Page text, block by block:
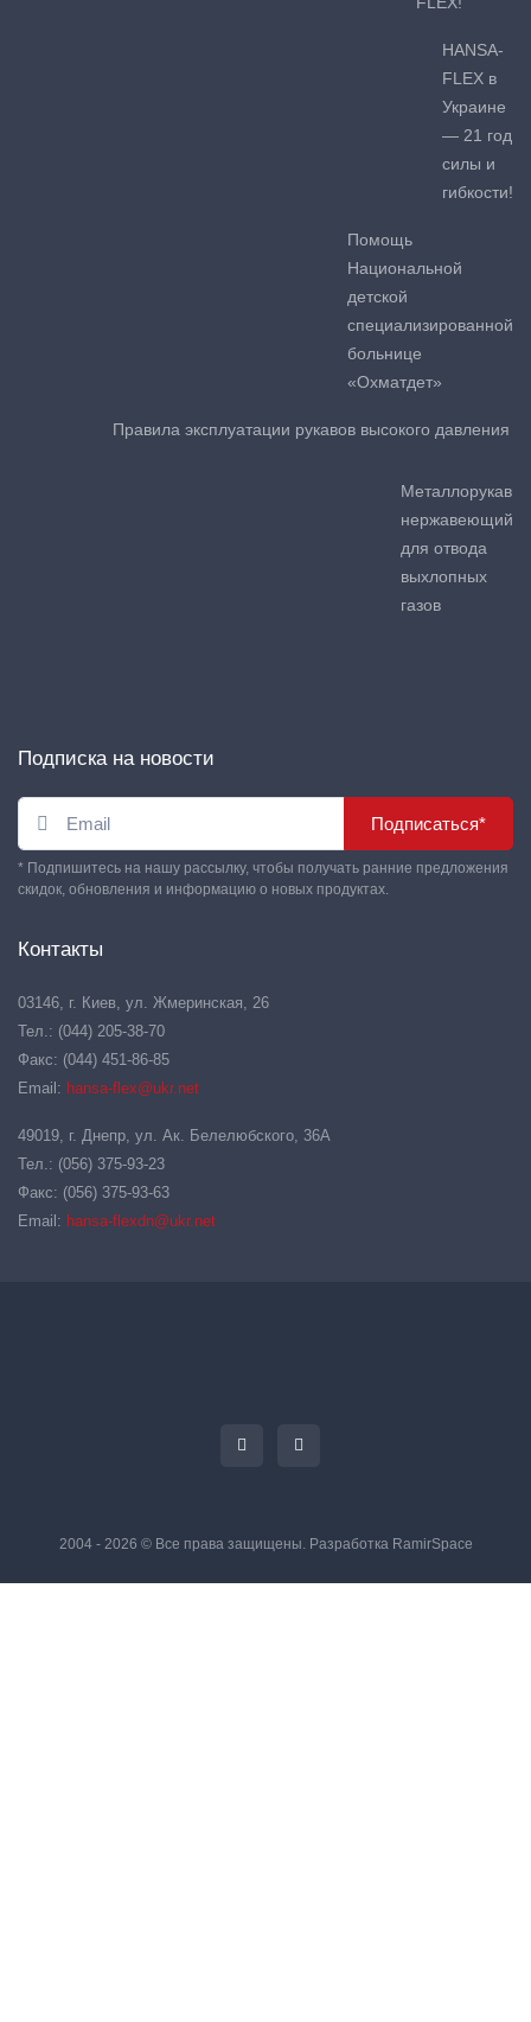
HANSA-
FLEX в
Украине
— 21 год
силы и
гибкости!
Помощь
Национальной
детской
специализированной
больнице
«Охматдет»
Правила эксплуатации рукавов высокого давления
Металлорукав
нержавеющий
для отвода
выхлопных
газов
Подписка на новости
Подписаться*
* Подпишитесь на нашу рассылку, чтобы получать ранние предложения
скидок, обновления и информацию о новых продуктах.
Контакты
03146, г. Киев, ул. Жмеринская, 26
Тел.: (044) 205-38-70
Факс: (044) 451-86-85
Email: hansa-flex@ukr.net
49019, г. Днепр, ул. Ак. Белелюбского, 36А
Тел.: (056) 375-93-23
Факс: (056) 375-93-63
Email: hansa-flexdn@ukr.net
2004 - 2026 © Все права защищены. Разработка RamirSpace